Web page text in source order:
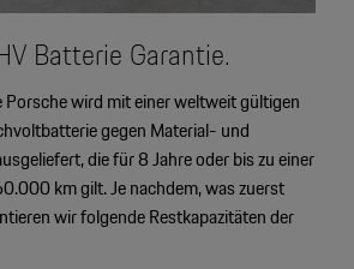
Batterie Garantie.
Porsche wird mit einer weltweit gültigen
gegen Material- und
die für 8 Jahre oder bis zu einer
km gilt. Je nachdem, was zuerst
wir folgende Restkapazitäten der